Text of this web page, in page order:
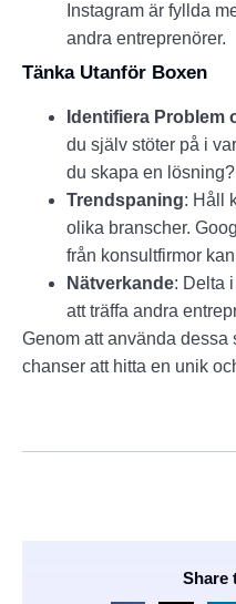
Instagram är fyllda
andra entreprenörer.
Tänka Utanför Boxen
Identifiera Problem
du själv stöter på i
du skapa en lösning?
Trendspaning: Håll
olika branscher.
från konsultfirmor
Nätverkande: Delta
att träffa andra
Genom att använda dessa
chanser att hitta en unik
Share